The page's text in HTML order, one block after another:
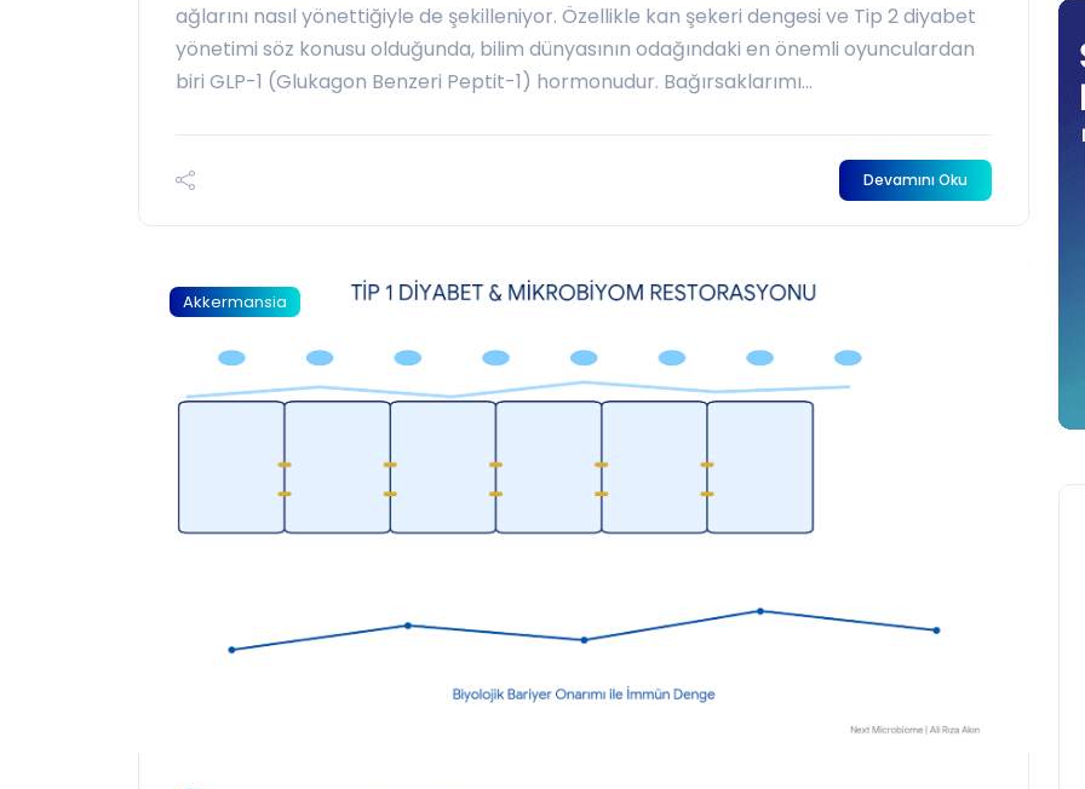
ağlarını nasıl yönettiğiyle de şekilleniyor. Özellikle kan şekeri dengesi ve Tip 2 diyabet
yönetimi söz konusu olduğunda, bilim dünyasının odağındaki en önemli oyunculardan
biri GLP-1 (Glukagon Benzeri Peptit-1) hormonudur. Bağırsaklarımı...
Devamını Oku
Akkermansia